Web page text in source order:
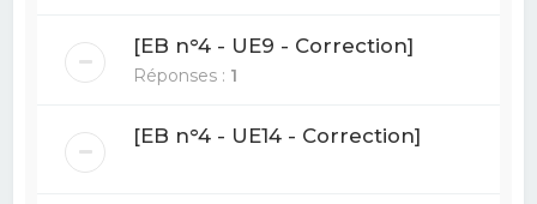
[EB n°4 - UE9 - Correction]
Réponses : 1
[EB n°4 - UE14 - Correction]